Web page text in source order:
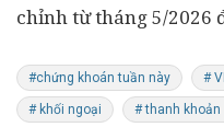
chỉnh từ tháng 5/2026
#chứng khoán tuần này #
# khối ngoại # thanh